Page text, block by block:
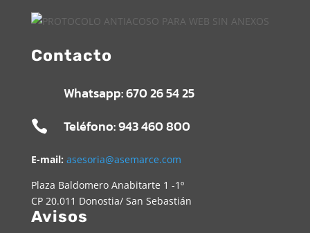
Contacto
Whatsapp: 670 26 54 25
 Teléfono: 943 460 800
E-mail: asesoria@asemarce.com
Plaza Baldomero Anabitarte 1 -1º
CP 20.011 Donostia/ San Sebastián
Avisos